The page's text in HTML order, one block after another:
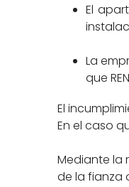
El
La
que
El
En el caso
Mediante la
de la fianza